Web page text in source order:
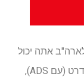
אתה יכול
להירשם מ- 8.99 $ לחודש עבור חברות הסטנדרט (עם ADS),